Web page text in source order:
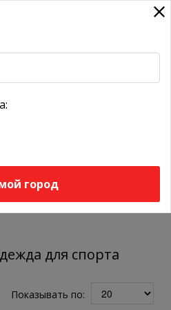
для спорта
Показывать по:
город